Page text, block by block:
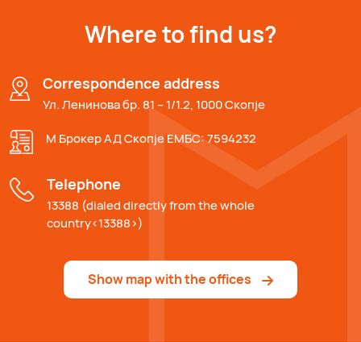
Where to find us?
Correspondence address
Ул. Ленинова бр. 81 – 1/1.2, 1000 Скопје
М Брокер АД Скопје ЕМБС: 7594232
Telephone
13388 (dialed directly from the whole
country<13388>)
Show map with the offices